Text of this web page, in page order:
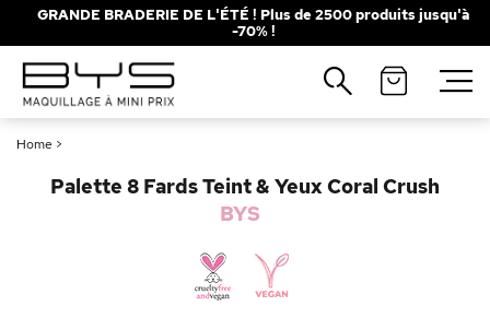
GRANDE BRADERIE DE L'ÉTÉ ! Plus de 2500 produits jusqu'à
-70% !
Home >
Palette 8 Fards Teint & Yeux Coral Crush
BYS
Fermer
Recherches populaires
Fermer
Recherches populaires